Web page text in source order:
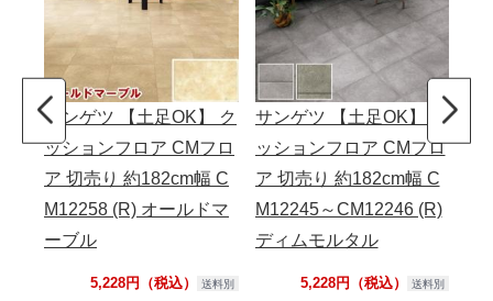
サンゲツ 【土足OK】 ク
ッションフロア CMフロ
ア 切売り 約182cm幅 C
M12258 (R) オールドマ
ーブル
5,228円（税込） 送料別
サンゲツ 【土足OK】 ク
ッションフロア CMフロ
ア 切売り 約182cm幅 C
M12245～CM12246 (R)
ディムモルタル
5,228円（税込） 送料別
ッ